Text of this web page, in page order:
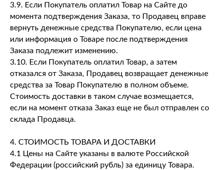
3.9. Если Покупатель оплатил Товар на Сайте до
момента подтверждения Заказа, то Продавец вправе
вернуть денежные средства Покупателю, если цена
или информация о Товаре после подтверждения
Заказа подлежит изменению.
3.10. Если Покупатель оплатил Товар, а затем
отказался от Заказа, Продавец возвращает денежные
средства за Товар Покупателю в полном объеме.
Стоимость доставки в таком случае возмещается,
если на момент отказа Заказ еще не был отправлен со
склада Продавца.
4. СТОИМОСТЬ ТОВАРА И ДОСТАВКИ
4.1 Цены на Сайте указаны в валюте Российской
Федерации (российский рубль) за единицу Товара.